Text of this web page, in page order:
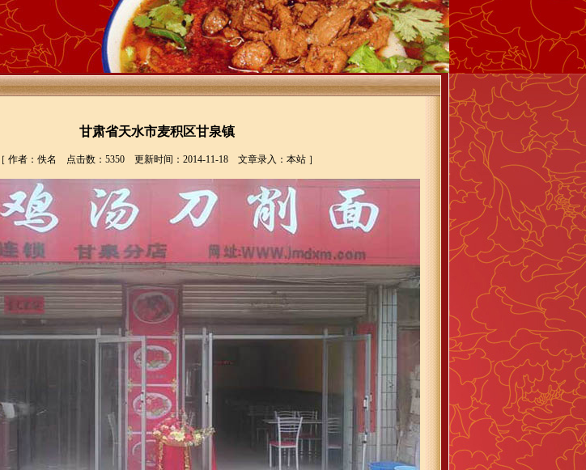
甘肃省天水市麦积区甘泉镇
［ 作者：佚名 点击数：5350 更新时间：2014-11-18 文章录入：本站 ］